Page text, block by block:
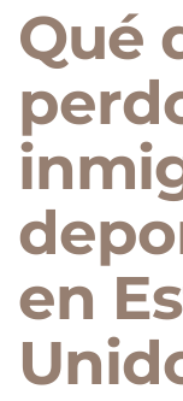
Qué
en